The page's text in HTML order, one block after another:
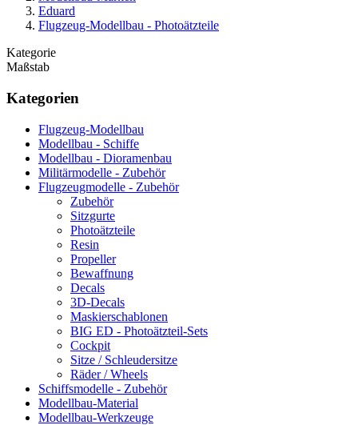
Eduard
Flugzeug-Modellbau - Photoätzteile
Kategorie
Maßstab
Kategorien
Flugzeug-Modellbau
Modellbau - Schiffe
Modellbau - Dioramenbau
Militärmodelle - Zubehör
Flugzeugmodelle - Zubehör
Zubehör
Sitzgurte
Photoätzteile
Resin
Propeller
Bewaffnung
Decals
3D-Decals
Maskierschablonen
BIG ED - Photoätzteil-Sets
Cockpit
Sitze / Schleudersitze
Räder / Wheels
Schiffsmodelle - Zubehör
Modellbau-Material
Modellbau-Werkzeuge